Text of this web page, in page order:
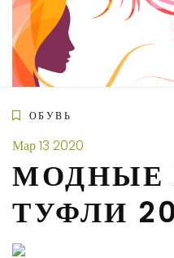
Skip
content
ОБУВЬ
Мар13 2020
МОДНЫЕ
ТУФЛИ